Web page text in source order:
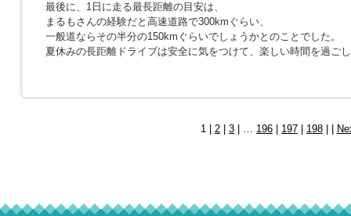
最後に、1日に走る最長距離の目安は、
まるもさんの経験だと高速道路で300kmぐらい、
一般道ならその半分の150kmぐらいでしょうかとのことでした。
夏休みの長距離ドライブは安全に気をつけて、楽しい時間を過ご
1 | 2 3 | … 196 197 198